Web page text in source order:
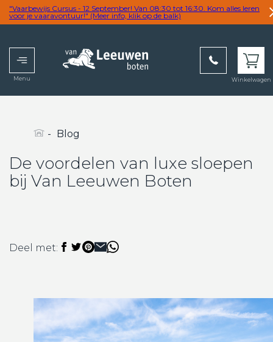
"Vaarbewijs Cursus - 12 September! Van 08:30 tot 16:30. Kom alles leren
voor je vaaravontuur!" (Meer info, klik op de balk)
Menu Winkelwagen
- Blog
De voordelen van luxe sloepen
bij Van Leeuwen Boten
Deel met: